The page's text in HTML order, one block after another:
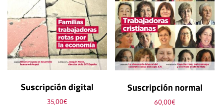
Suscripción digital
35,00€
Suscripción normal
60,00€